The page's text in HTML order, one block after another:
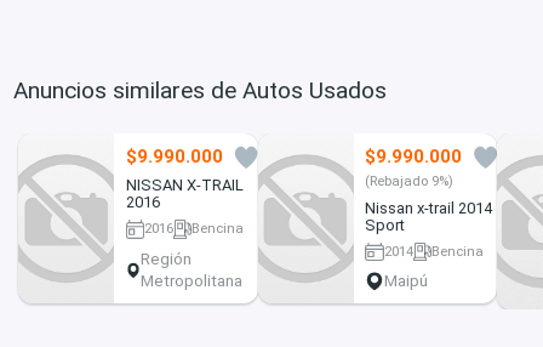
Anuncios similares de Autos Usados
$9.990.000
NISSAN X-TRAIL
2016
2016
Bencina
Región
Metropolitana
$9.990.000
(Rebajado 9%)
Nissan x-trail 2014
Sport
2014
Bencina
Maipú